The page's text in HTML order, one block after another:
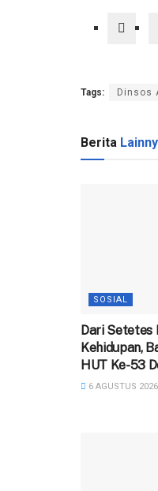
Tags: Dinsos
Berita
SOSIAL
Dari Setetes
Kehidupan,
HUT Ke-53
6 AGUSTUS 2026